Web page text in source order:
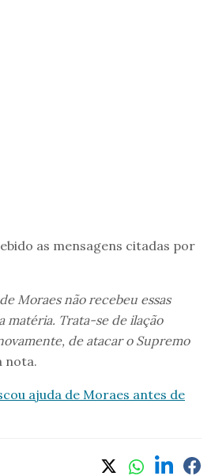
as mensagens citadas por
Moraes não recebeu essas
matéria. Trata-se de ilação
de atacar o Supremo
nota.
ajuda de Moraes antes de